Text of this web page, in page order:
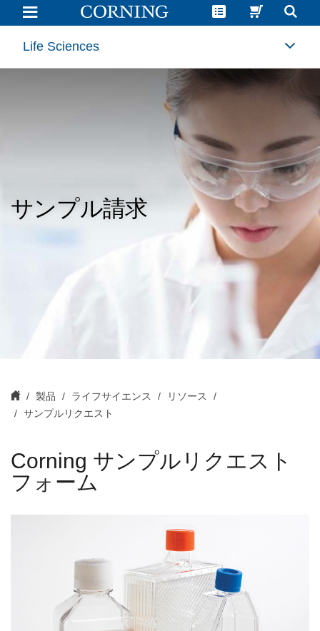
プ
Life Sciences
サンプル請求
製品 ライフサイエンス
リソース
サンプルリクエスト
Corning サンプルリクエスト
フォーム